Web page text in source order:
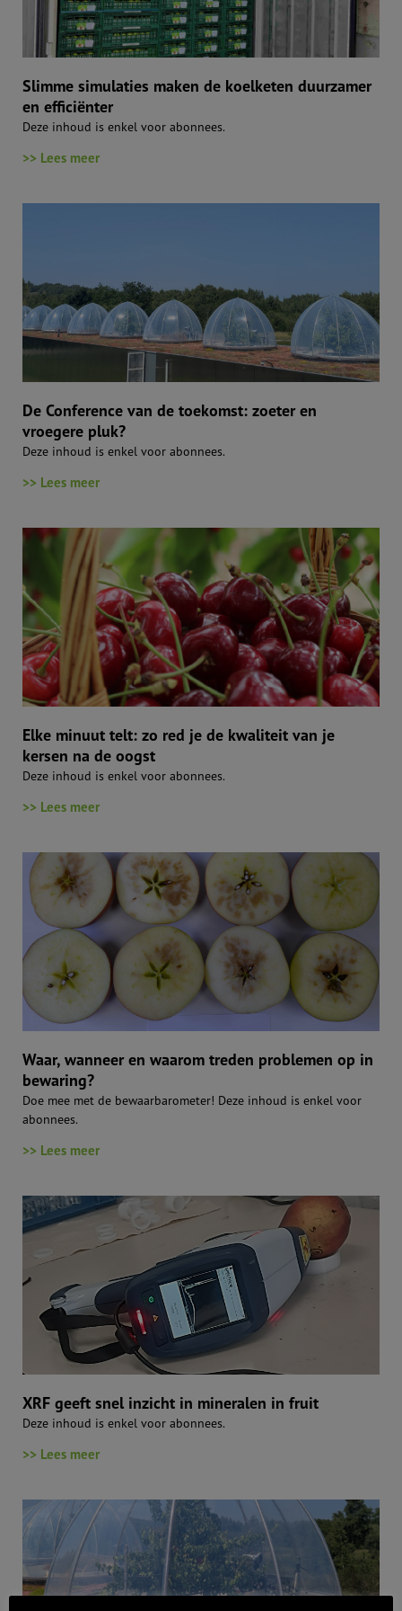
Slimme simulaties maken de koelketen duurzamer
en efficiënter
Deze inhoud is enkel voor abonnees.
>> Lees meer
De Conference van de toekomst: zoeter en
vroegere pluk?
Deze inhoud is enkel voor abonnees.
>> Lees meer
Elke minuut telt: zo red je de kwaliteit van je
kersen na de oogst
Deze inhoud is enkel voor abonnees.
>> Lees meer
Waar, wanneer en waarom treden problemen op in
bewaring?
Doe mee met de bewaarbarometer! Deze inhoud is enkel voor
abonnees.
>> Lees meer
XRF geeft snel inzicht in mineralen in fruit
Deze inhoud is enkel voor abonnees.
>> Lees meer